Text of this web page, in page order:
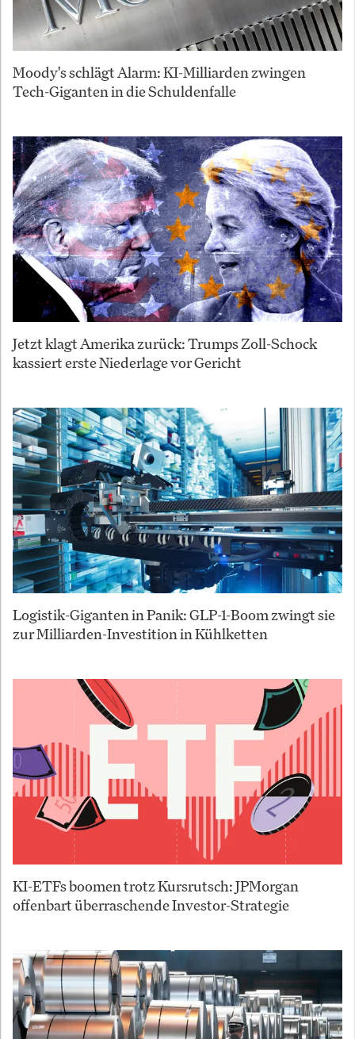
Moody's schlägt Alarm: KI-Milliarden zwingen
Tech-Giganten in die Schuldenfalle
Jetzt klagt Amerika zurück: Trumps Zoll-Schock
kassiert erste Niederlage vor Gericht
Logistik-Giganten in Panik: GLP-1-Boom zwingt sie
zur Milliarden-Investition in Kühlketten
KI-ETFs boomen trotz Kursrutsch: JPMorgan
offenbart überraschende Investor-Strategie